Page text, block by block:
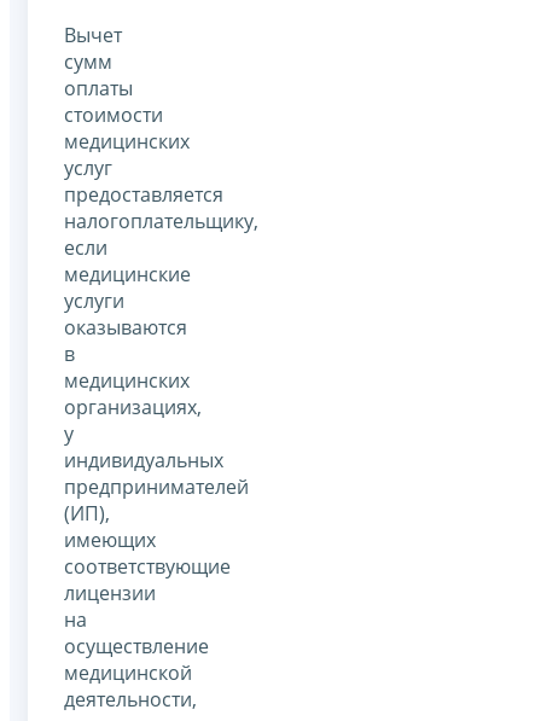
Вычет
сумм
оплаты
стоимости
медицинских
услуг
предоставляется
налогоплательщику,
если
медицинские
услуги
оказываются
в
медицинских
организациях,
у
индивидуальных
предпринимателей
(ИП),
имеющих
соответствующие
лицензии
на
осуществление
медицинской
деятельности,